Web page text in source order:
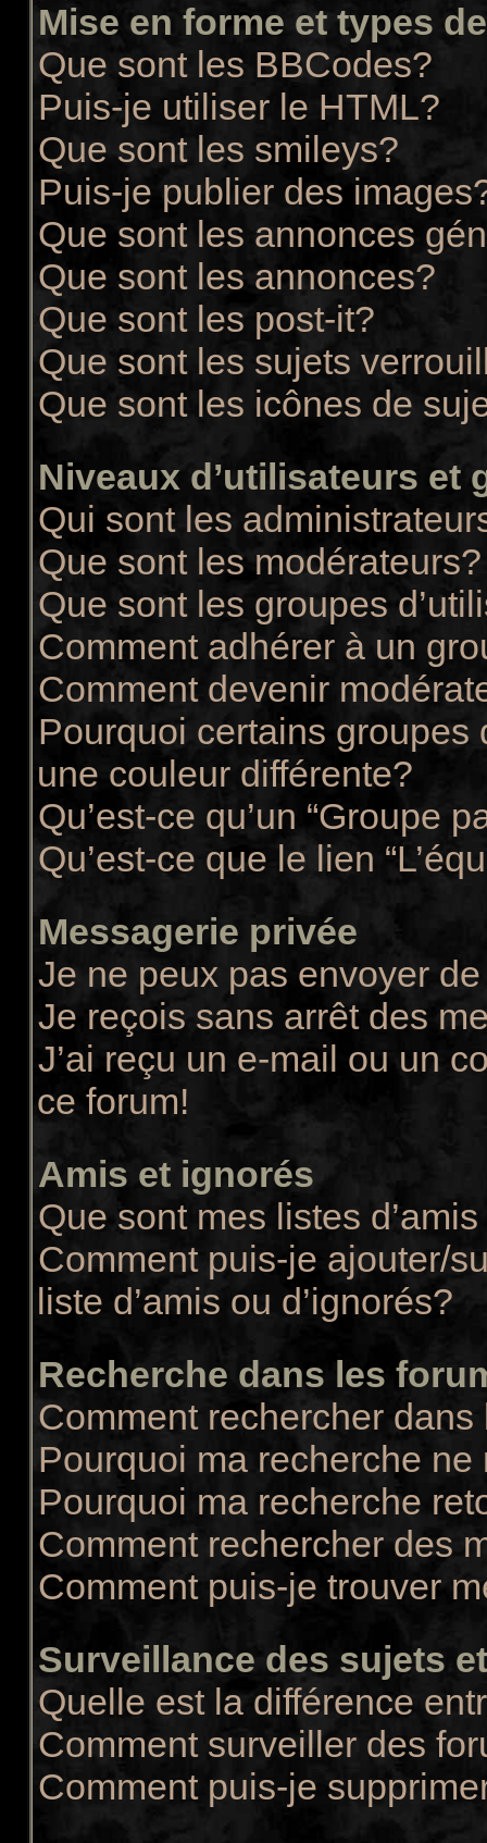
Mise en forme et types
Que sont les BBCodes?
Puis-je utiliser le HTML?
Que sont les smileys?
Puis-je publier des
Que sont les annonces
Que sont les annonces?
Que sont les post-it?
Que sont les sujets
Que sont les icônes de
Niveaux d’utilisateurs et
Qui sont les
Que sont les modérateurs?
Que sont les groupes
Comment adhérer à un
Comment devenir
Pourquoi certains groupes
une couleur différente?
Qu’est-ce qu’un “Groupe
Qu’est-ce que le lien
Messagerie privée
Je ne peux pas envoyer
Je reçois sans arrêt des
J’ai reçu un e-mail ou un
ce forum!
Amis et ignorés
Que sont mes listes
Comment puis-je ajouter/
liste d’amis ou d’ignorés?
Recherche dans les
Comment rechercher dans
Pourquoi ma recherche
Pourquoi ma recherche
Comment rechercher des
Comment puis-je trouver
Surveillance des sujets
Quelle est la différence
Comment surveiller des
Comment puis-je